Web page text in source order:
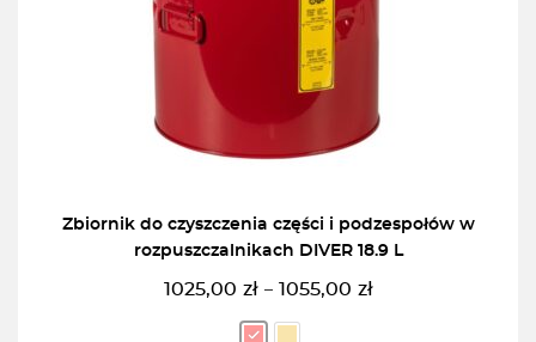
Zbiornik do czyszczenia części i podzespołów w
rozpuszczalnikach DIVER 18.9 L
1025,00 zł – 1055,00 zł
Zakres
cen: